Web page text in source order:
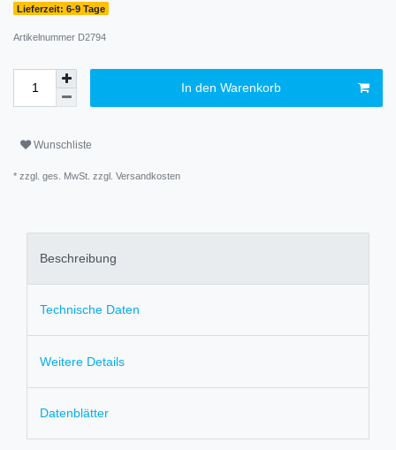
Lieferzeit: 6-9 Tage
Artikelnummer D2794
In den Warenkorb
Wunschliste
* zzgl. ges. MwSt. zzgl. Versandkosten
Beschreibung
Technische Daten
Weitere Details
Datenblätter